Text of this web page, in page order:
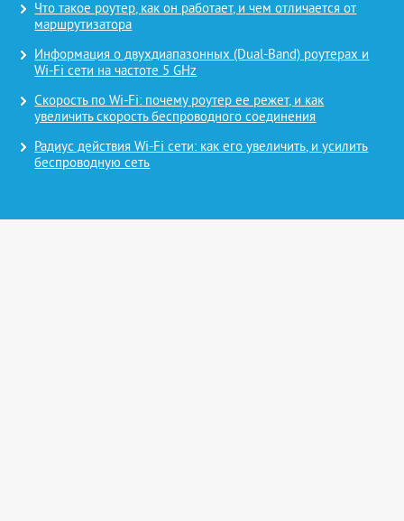
Что такое роутер, как он работает, и чем отличается от
маршрутизатора
Информация о двухдиапазонных (Dual-Band) роутерах и
Wi-Fi сети на частоте 5 GHz
Скорость по Wi-Fi: почему роутер ее режет, и как
увеличить скорость беспроводного соединения
Радиус действия Wi-Fi сети: как его увеличить, и усилить
беспроводную сеть